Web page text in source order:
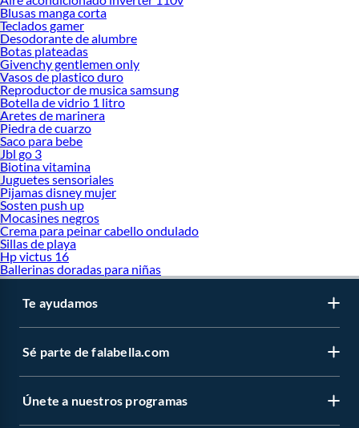
Blusas manga corta
Teclados gamer
Desodorante de alumbre
Botas plateadas
Givenchy gentlemen only
Vasos de plastico duro
Reproductor de musica samsung
Botella de vidrio 1 litro
Aretes de marinera
Piedra de cuarzo
Saco para bebe
Jbl go 3
Biotina vitamina
Juguetes sensoriales
Pijamas disney mujer
Sosten push up
Mocasines negros
Crema para peinar cabello ondulado
Sillas de playa
Hp victus 16
Ballerinas doradas para niñas
Te ayudamos
Sé parte de falabella.com
Únete a nuestros programas